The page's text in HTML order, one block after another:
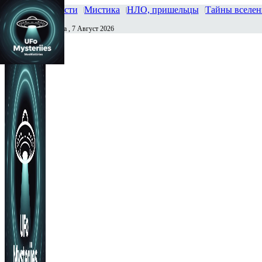
Главная Новости Мистика НЛО, пришельцы Тайны
Сегодня Пятница , 7 Август 2026